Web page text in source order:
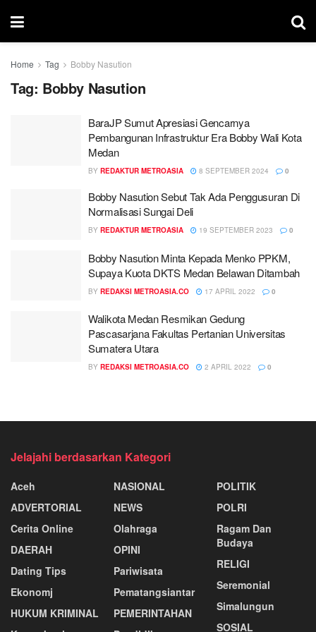
Home Tag Bobby Nasution
Tag: Bobby Nasution
BaraJP Sumut Apresiasi Gencarnya
Pembangunan Infrastruktur Era Bobby Wali Kota
Medan
BY REDAKTUR METROASIA 8 SEPTEMBER 2024 0
Bobby Nasution Sebut Tak Ada Penggusuran Di
Normalisasi Sungai Deli
BY REDAKTUR METROASIA 19 SEPTEMBER 2023 0
Bobby Nasution Minta Kepada Menko PPKM,
Supaya Kuota DKTS Medan Belawan Ditambah
BY REDAKSI METROASIA.CO 17 APRIL 2022 0
Walikota Medan Resmikan Gedung
Pascasarjana Fakultas Pertanian Universitas
Sumatera Utara
BY REDAKSI METROASIA.CO 2 APRIL 2022 0
Jelajahi berdasarkan Kategori
Aceh
ADVERTORIAL
Cerita Online
DAERAH
Dating Tips
Ekonomj
HUKUM KRIMINAL
NASIONAL
NEWS
Olahraga
OPINI
Pariwisata
Pematangsiantar
PEMERINTAHAN
POLITIK
POLRI
Ragam Dan
Budaya
RELIGI
Seremonial
Simalungun
SOSIAL